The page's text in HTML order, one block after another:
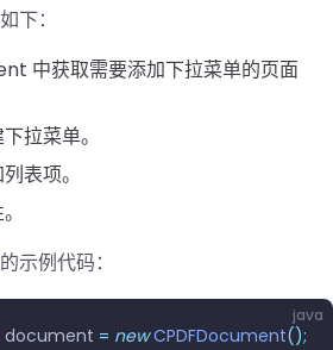
下：
中获取需要添加下拉菜单的页面
拉菜单。
表项。
示例代码：
java
document = new CPDFDocument();